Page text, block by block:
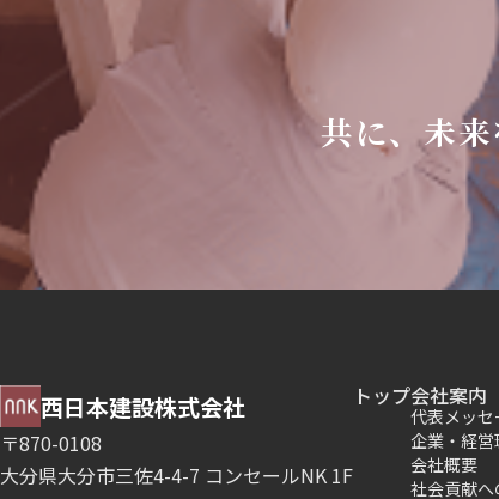
共に、未来
西日本建設株式会社
〒870-0108
大分県大分市三佐4-4-7 コンセールNK 1F
トップ会社案内
代表メッセ
企業・経営
会社概要
社会貢献